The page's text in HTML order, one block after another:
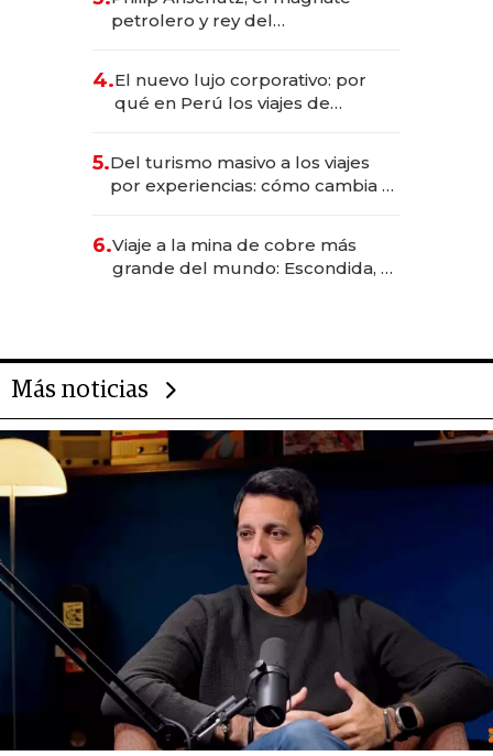
petrolero y rey del
Fénix
4.El nuevo lujo corporativo: por
qué en Perú los viajes de
transformadoras
5.Del turismo masivo a los viajes
por experiencias: cómo cambia el
6.Viaje a la mina de cobre más
grande del mundo: Escondida, el
Más noticias